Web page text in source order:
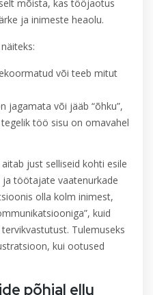
mõista, kas tööjaotus
ja inimeste heaolu.
või teeb mitut
jagamata või jääb “õhku”,
töö sisu on omavahel
aitab just selliseid kohti esile
töötajate vaatenurkade
olla kolm inimest,
kuid
Tulemuseks
kui ootused
põhjal ellu